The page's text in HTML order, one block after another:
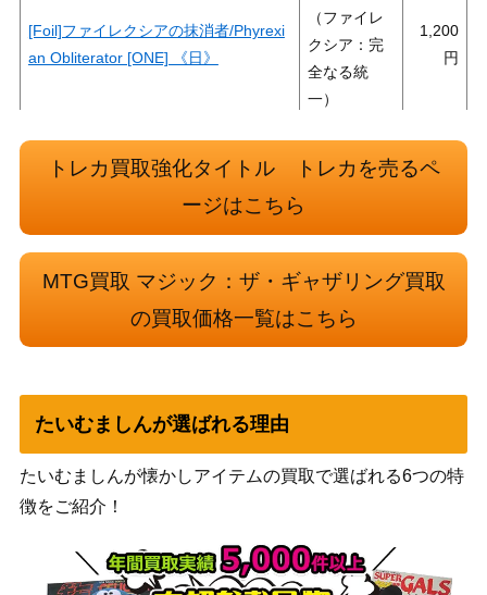
[Foil]ファイレクシアの抹消者/Phyrexi
an Obliterator [ONE] 《日》
（ファイレ
クシア：完
全なる統
一）
1,200
双つ身の炎/Twinflame[JOU]《日》
（ニクスへ
100
ヴェールのリリアナ/Liliana of the Veil
旧枠 [INR-BF]《日》
ザ・コース
（イニスト
2,500
hed Skeleton[MKM]《日》
邸殺人事
800
ly Light [NEO] 《日》
Wizards
トレカ買取強化タイトル トレカを売るペ
ージはこちら
MTG買取 マジック：ザ・ギャザリング買取
の買取価格一覧はこちら
たいむましんが選ばれる理由
たいむましんが懐かしアイテムの買取で選ばれる6つの特
徴をご紹介！